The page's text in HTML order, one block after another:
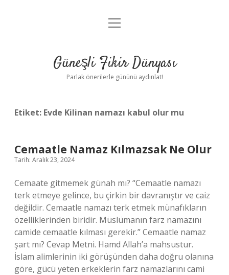
Anasayfa
Yasal Uyarı
menüyü
Güneşli Fikir Dünyası
Parlak önerilerle gününü aydınlat!
Etiket: Evde Kilinan namazı kabul olur mu
Cemaatle Namaz Kılmazsak Ne Olur
Tarih: Aralık 23, 2024
Cemaate gitmemek günah mı? “Cemaatle namazı
terk etmeye gelince, bu çirkin bir davranıştır ve caiz
değildir. Cemaatle namazı terk etmek münafıkların
özelliklerinden biridir. Müslümanın farz namazını
camide cemaatle kılması gerekir.” Cemaatle namaz
şart mı? Cevap Metni. Hamd Allah’a mahsustur.
İslam alimlerinin iki görüşünden daha doğru olanına
göre, gücü yeten erkeklerin farz namazlarını cami